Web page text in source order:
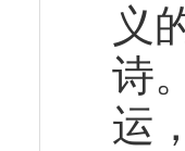
义
诗
运